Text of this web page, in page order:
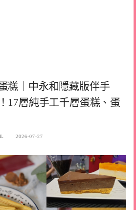
糕｜中永和隱藏版伴手
17層純手工千層蛋糕、蛋
2026-07-27